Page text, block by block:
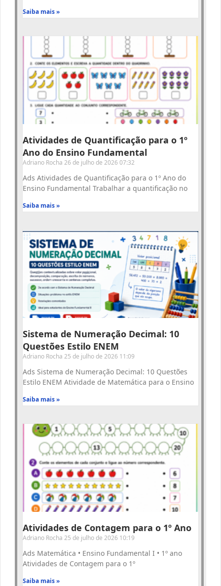
Saiba mais »
Atividades de Quantificação para o 1º
Ano do Ensino Fundamental
Adriano Rocha 26 de julho de 2026 07:32
Ads Atividades de Quantificação para o 1º Ano do
Ensino Fundamental Trabalhar a quantificação no
Saiba mais »
Sistema de Numeração Decimal: 10
Questões Estilo ENEM
Adriano Rocha 25 de julho de 2026 11:09
Ads Sistema de Numeração Decimal: 10 Questões
Estilo ENEM Atividade de Matemática para o Ensino
Saiba mais »
Atividades de Contagem para o 1º Ano
Adriano Rocha 25 de julho de 2026 10:19
Ads Matemática • Ensino Fundamental I • 1º ano
Atividades de Contagem para o 1º
Saiba mais »